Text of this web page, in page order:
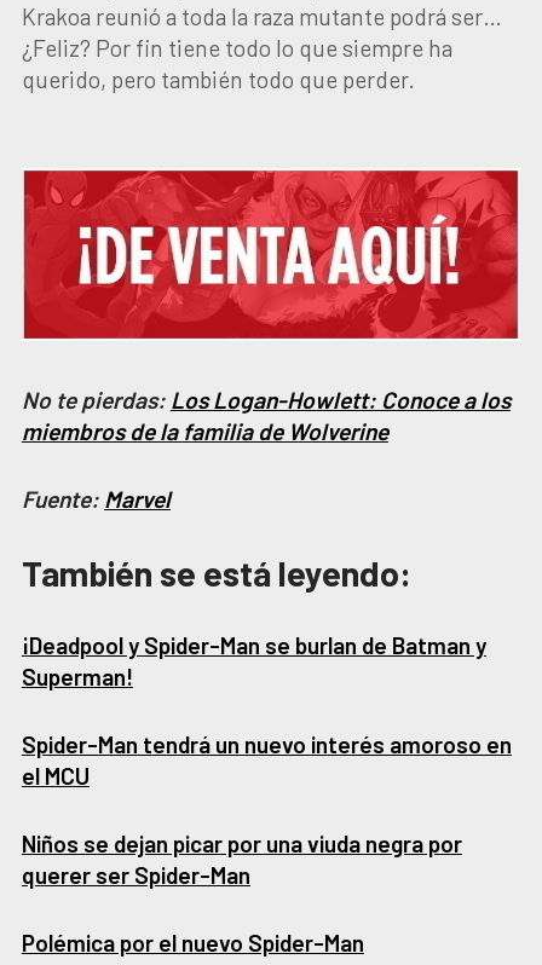
Krakoa reunió a toda la raza mutante podrá ser…
¿Feliz? Por fin tiene todo lo que siempre ha
querido, pero también todo que perder.
No te pierdas: Los Logan-Howlett: Conoce a los
miembros de la familia de Wolverine
Fuente: Marvel
También se está leyendo:
¡Deadpool y Spider-Man se burlan de Batman y
Superman!
Spider-Man tendrá un nuevo interés amoroso en
el MCU
Niños se dejan picar por una viuda negra por
querer ser Spider-Man
Polémica por el nuevo Spider-Man